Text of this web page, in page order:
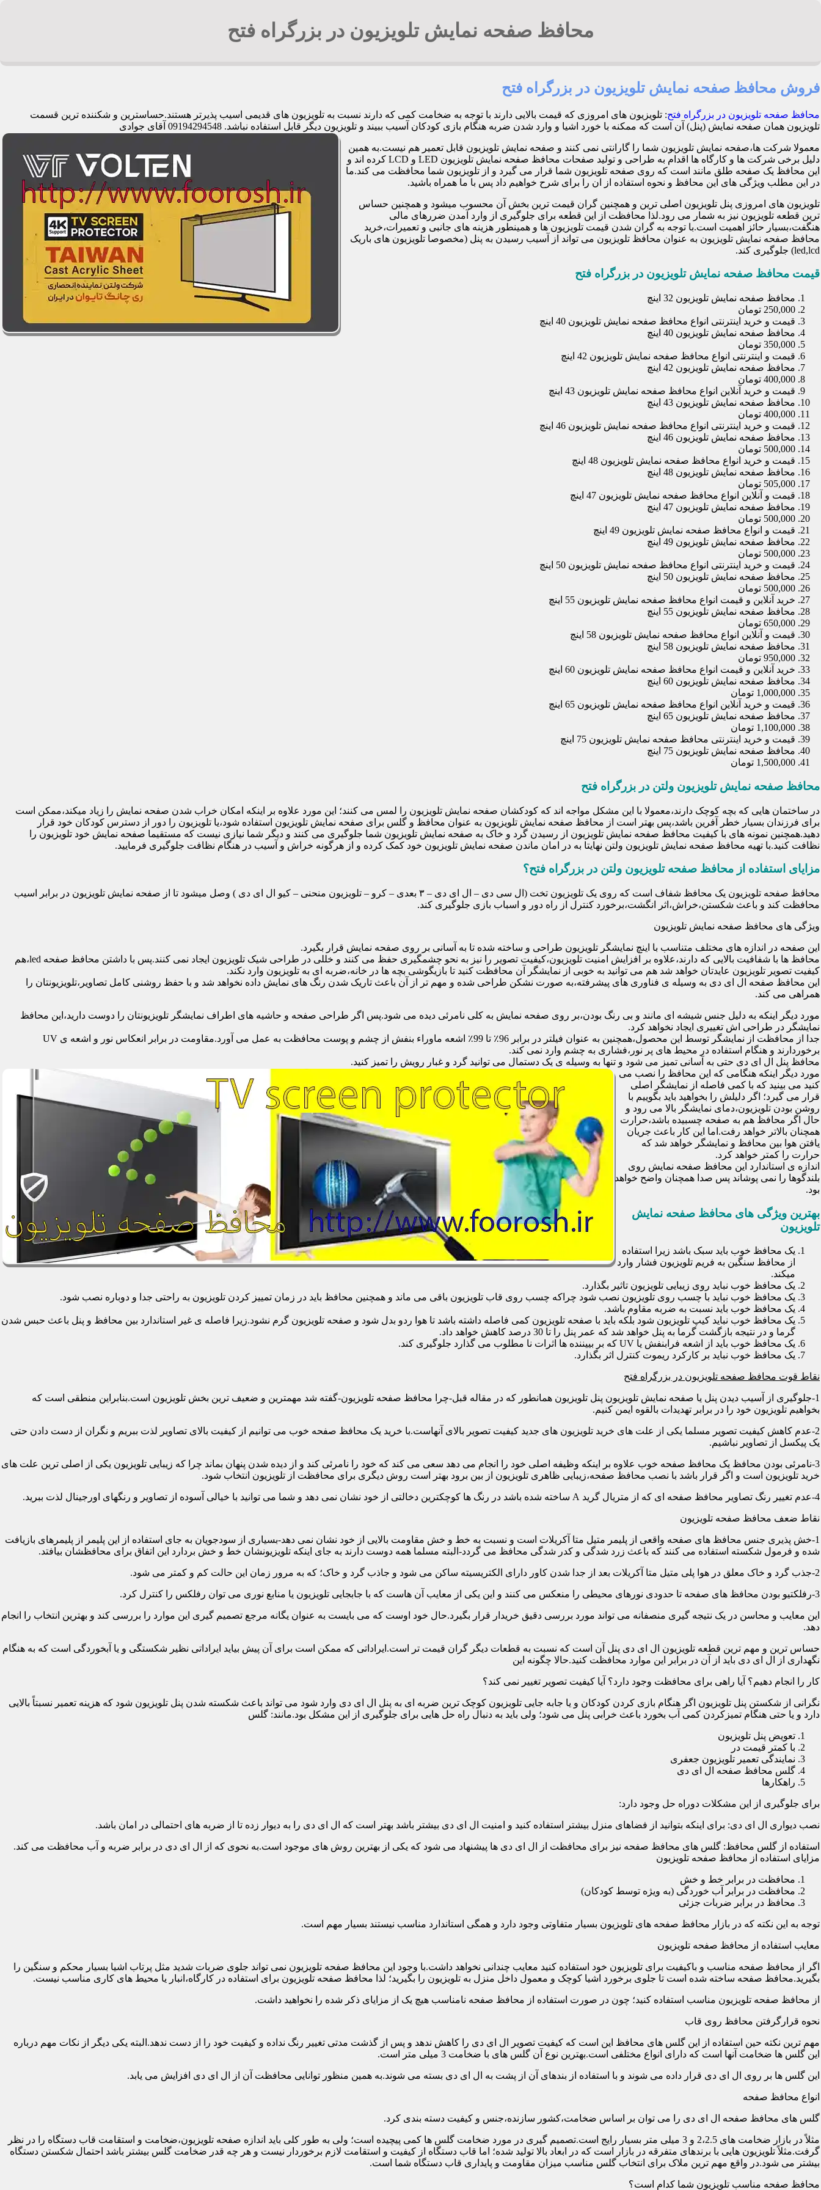
محافظ صفحه نمایش تلویزیون در بزرگراه فتح
فروش محافظ صفحه نمایش تلویزیون در بزرگراه فتح
محافظ صفحه تلویزیون در بزرگراه فتح: تلویزیون های امروزی که قیمت بالایی دارند با توجه به ضخامت کمی که دارند نسبت به تلویزیون های قدیمی اسیب پذیرتر هستند.حساسترین و شکننده ترین قسمت
تلویزیون همان صفحه نمایش (پنل) آن است که ممکنه با خورد اشیا و وارد شدن ضربه هنگام بازی کودکان آسیب ببیند و تلویزیون دیگر قابل استفاده نباشد. 09194294548 آقای جوادی
معمولا شرکت ها،صفحه نمایش تلویزیون شما را گارانتی نمی کنند و صفحه نمایش تلویزیون قابل تعمیر هم نیست.به همین
دلیل برخی شرکت ها و کارگاه ها اقدام به طراحی و تولید صفحات محافظ صفحه نمایش تلویزیون LED و LCD کرده اند و
این محافظ یک صفحه طلق مانند است که روی صفحه تلویزیون شما قرار می گیرد و از تلویزیون شما محافظت می کند.ما
در این مطلب ویژگی های این محافظ و نحوه استفاده از ان را برای شرح خواهیم داد پس با ما همراه باشید.
تلویزیون های امروزی پنل تلویزیون اصلی ترین و همچنین گران قیمت ترین بخش آن محسوب میشود و همچنین حساس
ترین قطعه تلویزیون نیز به شمار می رود.لذا محافظت از این قطعه برای جلوگیری از وارد آمدن ضررهای مالی
هنگفت،بسیار حائز اهمیت است.با توجه به گران شدن قیمت تلویزیون ها و همینطور هزینه های جانبی و تعمیرات،خرید
محافظ صفحه نمایش تلویزیون به عنوان محافظ تلویزیون می تواند از آسیب رسیدن به پنل (مخصوصا تلویزیون های باریک
led,lcd) جلوگیری کند.
قیمت محافظ صفحه نمایش تلویزیون در بزرگراه فتح
محافظ صفحه نمایش تلویزیون 32 اینچ
250,000 تومان
قیمت و خرید اینترنتی انواع محافظ صفحه نمایش تلویزیون 40 اینچ
محافظ صفحه نمایش تلویزیون 40 اینچ
350,000 تومان
قیمت و اینترنتی انواع محافظ صفحه نمایش تلویزیون 42 اینچ
محافظ صفحه نمایش تلویزیون 42 اینچ
400,000 تومان
قیمت و خرید آنلاین انواع محافظ صفحه نمایش تلویزیون 43 اینچ
محافظ صفحه نمایش تلویزیون 43 اینچ
400,000 تومان
قیمت و خرید اینترنتی انواع محافظ صفحه نمایش تلویزیون 46 اینچ
محافظ صفحه نمایش تلویزیون 46 اینچ
500,000 تومان
قیمت و خرید انواع محافظ صفحه نمایش تلویزیون 48 اینچ
محافظ صفحه نمایش تلویزیون 48 اینچ
505,000 تومان
قیمت و آنلاین انواع محافظ صفحه نمایش تلویزیون 47 اینچ
محافظ صفحه نمایش تلویزیون 47 اینچ
500,000 تومان
قیمت و انواع محافظ صفحه نمایش تلویزیون 49 اینچ
محافظ صفحه نمایش تلویزیون 49 اینچ
500,000 تومان
قیمت و خرید اینترنتی انواع محافظ صفحه نمایش تلویزیون 50 اینچ
محافظ صفحه نمایش تلویزیون 50 اینچ
500,000 تومان
خرید آنلاین و قیمت انواع محافظ صفحه نمایش تلویزیون 55 اینچ
محافظ صفحه نمایش تلویزیون 55 اینچ
650,000 تومان
قیمت و آنلاین انواع محافظ صفحه نمایش تلویزیون 58 اینچ
محافظ صفحه نمایش تلویزیون 58 اینچ
950,000 تومان
خرید آنلاین و قیمت انواع محافظ صفحه نمایش تلویزیون 60 اینچ
محافظ صفحه نمایش تلویزیون 60 اینچ
1,000,000 تومان
قیمت و خرید آنلاین انواع محافظ صفحه نمایش تلویزیون 65 اینچ
محافظ صفحه نمایش تلویزیون 65 اینچ
1,100,000 تومان
قیمت و خرید اینترنتی محافظ صفحه نمایش تلویزیون 75 اینچ
محافظ صفحه نمایش تلویزیون 75 اینچ
1,500,000 تومان
محافظ صفحه نمایش تلویزیون ولتن در بزرگراه فتح
در ساختمان هایی که بچه کوچک دارند،معمولا با این مشکل مواجه اند که کودکشان صفحه نمایش تلویزیون را لمس می کنند؛ این مورد علاوه بر اینکه امکان خراب شدن صفحه نمایش را زیاد میکند،ممکن است
برای فرزندان بسیار خطر آفرین باشد،پس بهتر است از محافظ صفحه نمایش تلویزیون به عنوان محافظ و گلس برای صفحه نمایش تلویزیون استفاده شود،یا تلویزیون را دور از دسترس کودکان خود قرار
دهید.همچنین نمونه های با کیفیت محافظ صفحه نمایش تلویزیون از رسیدن گرد و خاک به صفحه نمایش تلویزیون شما جلوگیری می کنند و دیگر شما نیازی نیست که مستقیما صفحه نمایش خود تلویزیون را
نظافت کنید.با تهیه محافظ صفحه نمایش تلویزیون ولتن نهایتا به در امان ماندن صفحه نمایش تلویزیون خود کمک کرده و از هرگونه خراش و آسیب در هنگام نظافت جلوگیری فرمایید.
مزایای استفاده از محافظ صفحه تلویزیون ولتن در بزرگراه فتح؟
محافظ صفحه تلویزیون یک محافظ شفاف است که روی یک تلویزیون تخت (ال سی دی – ال ای دی – ۳ بعدی – کرو – تلویزیون منحنی – کیو ال ای دی ) وصل میشود تا از صفحه نمایش تلویزیون در برابر اسیب
محافظت کند و باعث شکستن،خراش،اثر انگشت،برخورد کنترل از راه دور و اسباب بازی جلوگیری کند.
ویژگی های محافظ صفحه نمایش تلویزیون
این صفحه در اندازه های مختلف متناسب با اینچ نمایشگر تلویزیون طراحی و ساخته شده تا به آسانی بر روی صفحه نمایش قرار بگیرد.
محافظ ها با شفافیت بالایی که دارند،علاوه بر افزایش امنیت تلویزیون،کیفیت تصویر را نیز به نحو چشمگیری حفظ می کنند و خللی در طراحی شیک تلویزیون ایجاد نمی کنند.پس با داشتن محافظ صفحه led،هم
کیفیت تصویر تلویزیون عایدتان خواهد شد هم می توانید به خوبی از نمایشگر آن محافظت کنید تا بازیگوشی بچه ها در خانه،ضربه ای به تلویزیون وارد نکند.
این محافظ صفحه ال ای دی به وسیله ی فناوری های پیشرفته،به صورت نشکن طراحی شده و مهم تر از آن باعث تاریک شدن رنگ های نمایش داده نخواهد شد و با حفظ روشنی کامل تصاویر،تلویزیونتان را
همراهی می کند.
مورد دیگر اینکه به دلیل جنس شیشه ای مانند و بی رنگ بودن،بر روی صفحه نمایش به کلی نامرئی دیده می شود.پس اگر طراحی صفحه و حاشیه های اطراف نمایشگر تلویزیونتان را دوست دارید،این محافظ
نمایشگر در طراحی اش تغییری ایجاد نخواهد کرد.
جدا از محافظت از نمایشگر توسط این محصول،همچنین به عنوان فیلتر در برابر 96٪ تا 99٪ اشعه ماوراء بنفش از چشم و پوست محافظت به عمل می آورد.مقاومت در برابر انعکاس نور و اشعه ی UV
برخوردارند و هنگام استفاده در محیط های پر نور،فشاری به چشم وارد نمی کند.
محافظ پنل ال ای دی حتی به آسانی تمیز می شود و تنها به وسیله ی یک دستمال می توانید گرد و غبار رویش را تمیز کنید.
مورد دیگر اینکه هنگامی که این محافظ را نصب می
کنید می بینید که با کمی فاصله از نمایشگر اصلی
قرار می گیرد؛ اگر دلیلش را بخواهید باید بگوییم با
روشن بودن تلویزیون،دمای نمایشگر بالا می رود و
حال اگر محافظ هم به صفحه چسبیده باشد،حرارت
همچنان بالاتر خواهد رفت.اما این کار باعث جریان
یافتن هوا بین محافظ و نمایشگر خواهد شد که
حرارت را کمتر خواهد کرد.
اندازه ی استاندارد این محافظ صفحه نمایش روی
بلندگوها را نمی پوشاند پس صدا همچنان واضح خواهد
بود.
بهترین ویژگی های محافظ صفحه نمایش
تلویزیون
یک محافظ خوب باید سبک باشد زیرا استفاده
از محافظ سنگین به فریم تلویزیون فشار وارد
میکند.
یک محافظ خوب نباید روی زیبایی تلویزیون تاثیر بگذارد.
یک محافظ خوب نباید با چسب روی تلویزیون نصب شود چراکه چسب روی قاب تلویزیون باقی می ماند و همچنین محافظ باید در زمان تمییز کردن تلویزیون به راحتی جدا و دوباره نصب شود.
یک محافظ خوب باید نسبت به ضربه مقاوم باشد.
یک محافظ خوب نباید کیپ تلویزیون شود بلکه باید با صفحه تلویزیون کمی فاصله داشته باشد تا هوا ردو بدل شود و صفحه تلویزیون گرم نشود.زیرا فاصله ی غیر استاندارد بین محافظ و پنل باعث حبس شدن
گرما و در نتیجه بازگشت گرما به پنل خواهد شد که عمر پنل را تا 30 درصد کاهش خواهد داد.
یک محافظ خوب باید از اشعه فرابنفش یا UV که بر بییننده ها اثرات نا مطلوب می گذارد جلوگیری کند.
یک محافظ خوب نباید بر کارکرد ریموت کنترل اثر بگذارد.
نقاط قوت محافظ صفحه تلویزیون در بزرگراه فتح
1-جلوگیری از آسیب دیدن پنل یا صفحه نمایش تلویزیون پنل تلویزیون همانطور که در مقاله قبل-چرا محافظ صفحه تلویزیون-گفته شد مهمترین و ضعیف ترین بخش تلویزیون است.بنابراین منطقی است که
بخواهیم تلویزیون خود را در برابر تهدیدات بالقوه ایمن کنیم.
2-عدم کاهش کیفیت تصویر مسلما یکی از علت های خرید تلویزیون های جدید کیفیت تصویر بالای آنهاست.با خرید یک محافظ صفحه خوب می توانیم از کیفیت بالای تصاویر لذت ببریم و نگران از دست دادن حتی
یک پیکسل از تصاویر نباشیم.
3-نامرئی بودن محافظ یک محافظ صفحه خوب علاوه بر اینکه وظیفه اصلی خود را انجام می دهد سعی می کند که خود را نامرئی کند و از دیده شدن پنهان بماند چرا که زیبایی تلویزیون یکی از اصلی ترین علت های
خرید تلویزیون است و اگر قرار باشد با نصب محافظ صفحه،زیبایی ظاهری تلویزیون از بین برود بهتر است روش دیگری برای محافظت از تلویزیون انتخاب شود.
4-عدم تغییر رنگ تصاویر محافظ صفحه ای که از متریال گرید A ساخته شده باشد در رنگ ها کوچکترین دخالتی از خود نشان نمی دهد و شما می توانید با خیالی آسوده از تصاویر و رنگهای اورجینال لذت ببرید.
نقاط ضعف محافظ صفحه تلویزیون
1-خش پذیری جنس محافظ های صفحه واقعی از پلیمر متیل متا آکریلات است و نسبت به خط و خش مقاومت بالایی از خود نشان نمی دهد-بسیاری از سودجویان به جای استفاده از این پلیمر از پلیمرهای بازیافت
شده و فرمول شکسته استفاده می کنند که باعث زرد شدگی و کدر شدگی محافظ می گردد-البته مسلما همه دوست دارند به جای اینکه تلویزیونشان خط و خش بردارد این اتفاق برای محافظشان بیافتد.
2-جذب گرد و خاک معلق در هوا پلی متیل متا آکریلات بعد از جدا شدن کاور دارای الکتریسیته ساکن می شود و جاذب گرد و خاک؛ که به مرور زمان این حالت کم و کمتر می شود.
3-رفلکتیو بودن محافظ های صفحه تا حدودی نورهای محیطی را منعکس می کنند و این یکی از معایب آن هاست که با جابجایی تلویزیون یا منابع نوری می توان رفلکس را کنترل کرد.
این معایب و محاسن در یک نتیجه گیری منصفانه می تواند مورد بررسی دقیق خریدار قرار بگیرد.حال خود اوست که می بایست به عنوان یگانه مرجع تصمیم گیری این موارد را بررسی کند و بهترین انتخاب را انجام
دهد.
حساس ترین و مهم ترین قطعه تلویزیون ال ای دی پنل آن است که نسبت به قطعات دیگر گران قیمت تر است.ایراداتی که ممکن است برای آن پیش بیاید ایراداتی نظیر شکستگی و یا آبخوردگی است که به هنگام
نگهداری از ال ای دی باید از آن در برابر این موارد محافظت کنید.حالا چگونه این
کار را انجام دهیم؟ آیا راهی برای محافظت وجود دارد؟ آیا کیفیت تصویر تغییر نمی کند؟
نگرانی از شکستن پنل تلویزیون اگر هنگام بازی کردن کودکان و یا جابه جایی تلویزیون کوچک ترین ضربه ای به پنل ال ای دی وارد شود می تواند باعث شکسته شدن پنل تلویزیون شود که هزینه تعمیر نسبتاً بالایی
دارد و یا حتی هنگام تمیزکردن کمی آب بخورد باعث خرابی پنل می شود؛ ولی باید به دنبال راه حل هایی برای جلوگیری از این مشکل بود.مانند: گلس
تعویض پنل تلویزیون
با کمتر قیمت در
نمایندگی تعمیر تلویزیون جعفری
گلس محافظ صفحه ال ای دی
راهکارها
برای جلوگیری از این مشکلات دوراه حل وجود دارد:
نصب دیواری ال ای دی: برای اینکه بتوانید از فضاهای منزل بیشتر استفاده کنید و امنیت ال ای دی بیشتر باشد بهتر است که ال ای دی را به دیوار زده تا از ضربه های احتمالی در امان باشد.
استفاده از گلس محافظ: گلس های محافظ صفحه نیز برای محافظت از ال ای دی ها پیشنهاد می شود که یکی از بهترین روش های موجود است.به نحوی که از ال ای دی در برابر ضربه و آب محافظت می کند.
مزایای استفاده از محافظ صفحه تلویزیون
محافظت در برابر خط و خش
محافظت در برابر آب خوردگی (به ویژه توسط کودکان)
محافظ در برابر ضربات جزئی
توجه به این نکته که در بازار محافظ صفحه های تلویزیون بسیار متفاوتی وجود دارد و همگی استاندارد مناسب نیستند بسیار مهم است.
معایب استفاده از محافظ صفحه تلویزیون
اگر از محافظ صفحه مناسب و باکیفیت برای تلویزیون خود استفاده کنید معایب چندانی نخواهد داشت.با وجود این محافظ صفحه تلویزیون نمی تواند جلوی ضربات شدید مثل پرتاب اشیا بسیار محکم و سنگین را
بگیرید.محافظ صفحه ساخته شده است تا جلوی برخورد اشیا کوچک و معمول داخل منزل به تلویزیون را بگیرید؛ لذا محافظ صفحه تلویزیون برای استفاده در کارگاه،انبار یا محیط های کاری مناسب نیست.
از محافظ صفحه تلویزیون مناسب استفاده کنید؛ چون در صورت استفاده از محافظ صفحه نامناسب هیچ یک از مزایای ذکر شده را نخواهید داشت.
نحوه قرارگرفتن محافظ روی قاب
مهم ترین نکته حین استفاده از این گلس های محافظ این است که کیفیت تصویر ال ای دی را کاهش ندهد و پس از گذشت مدتی تغییر رنگ نداده و کیفیت خود را از دست ندهد.البته یکی دیگر از نکات مهم درباره
این گلس ها ضخامت آنها است که دارای انواع مختلفی است.بهترین نوع آن گلس های با ضخامت 3 میلی متر است.
این گلس ها بر روی ال ای دی قرار داده می شوند و با استفاده از بندهای آن از پشت به ال ای دی بسته می شوند.به همین منظور توانایی محافظت آن از ال ای دی افزایش می یابد.
انواع محافظ صفحه
گلس های محافظ صفحه ال ای دی را می توان بر اساس ضخامت،کشور سازنده،جنس و کیفیت دسته بندی کرد.
مثلاً در بازار ضخامت های 2،2.5 و 3 میلی متر بسیار رایج است.تصمیم گیری در مورد ضخامت گلس ها کمی پیچیده است؛ ولی به طور کلی باید اندازه صفحه تلویزیون،ضخامت و استقامت قاب دستگاه را در نظر
گرفت.مثلاً تلویزیون هایی با برندهای متفرقه در بازار است که در ابعاد بالا تولید شده؛ اما قاب دستگاه از کیفیت و استقامت لازم برخوردار نیست و هر چه قدر ضخامت گلس بیشتر باشد احتمال شکستن دستگاه
بیشتر می شود.در واقع مهم ترین ملاک برای انتخاب گلس مناسب میزان مقاومت و پایداری قاب دستگاه شما است.
محافظ صفحه مناسب تلویزیون شما کدام است؟